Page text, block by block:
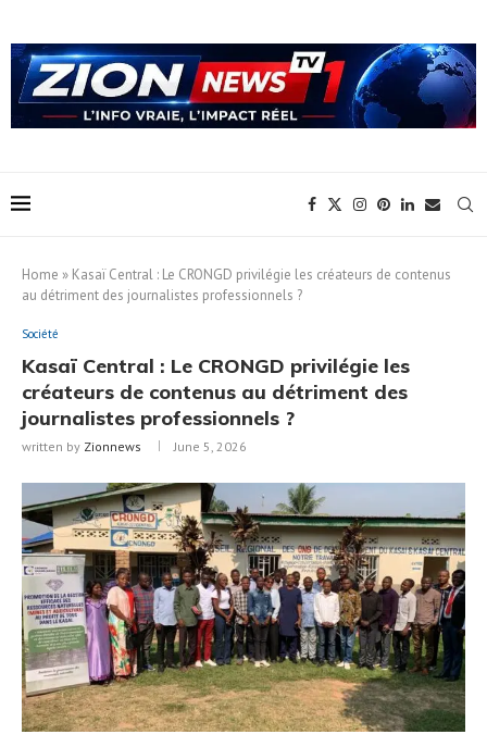
Home » Kasaï Central : Le CRONGD privilégie les créateurs de contenus
au détriment des journalistes professionnels ?
Société
Kasaï Central : Le CRONGD privilégie les
créateurs de contenus au détriment des
journalistes professionnels ?
written by Zionnews June 5, 2026